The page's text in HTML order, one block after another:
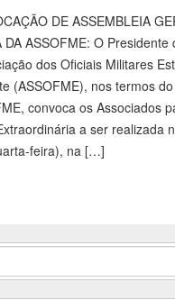
DE ASSEMBLEIA
DA ASSOFME: O Presidente
dos Oficiais Militares
(ASSOFME), nos termos
convoca os Associados
a ser realizada
feira), na […]